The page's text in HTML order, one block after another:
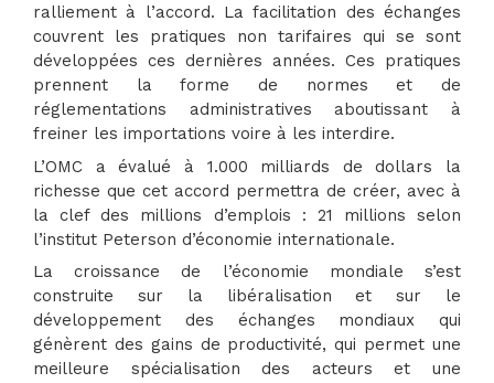
ralliement à l’accord. La facilitation des échanges
couvrent les pratiques non tarifaires qui se sont
développées ces dernières années. Ces pratiques
prennent la forme de normes et de
réglementations administratives aboutissant à
freiner les importations voire à les interdire.
L’OMC a évalué à 1.000 milliards de dollars la
richesse que cet accord permettra de créer, avec à
la clef des millions d’emplois : 21 millions selon
l’institut Peterson d’économie internationale.
La croissance de l’économie mondiale s’est
construite sur la libéralisation et sur le
développement des échanges mondiaux qui
génèrent des gains de productivité, qui permet une
meilleure spécialisation des acteurs et une